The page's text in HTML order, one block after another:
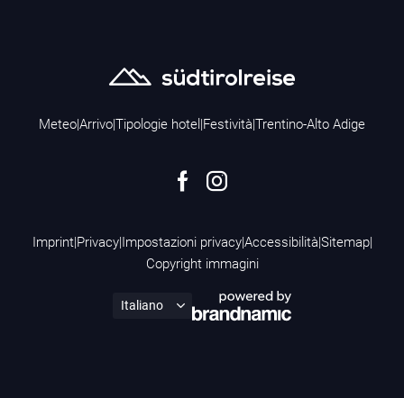
Meteo|Arrivo|Tipologie hotel |Festività|Trentino-Alto Adige
Imprint|Privacy|Impostazioni privacy|Accessibilità|Sitemap|
Copyright immagini